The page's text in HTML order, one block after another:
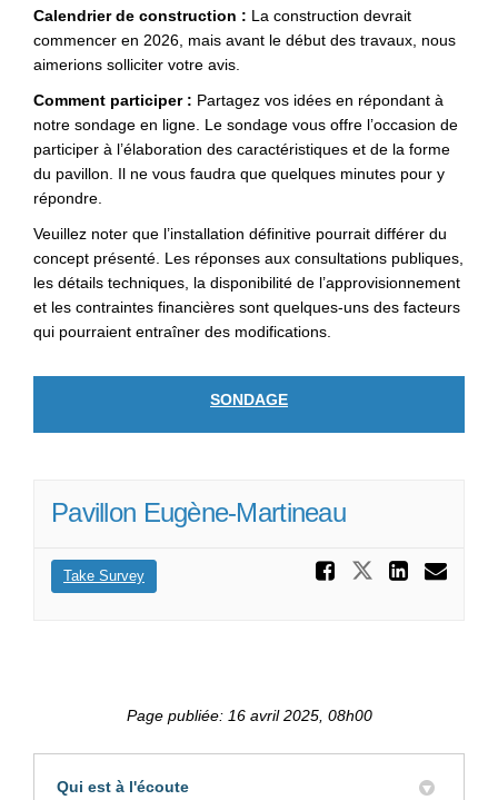
Calendrier de construction : La construction devrait
commencer en 2026, mais avant le début des travaux, nous
aimerions solliciter votre avis.
Comment participer : Partagez vos idées en répondant à
notre sondage en ligne. Le sondage vous offre l’occasion de
participer à l’élaboration des caractéristiques et de la forme
du pavillon. Il ne vous faudra que quelques minutes pour y
répondre.
Veuillez noter que l’installation définitive pourrait différer du
concept présenté. Les réponses aux consultations publiques,
les détails techniques, la disponibilité de l’approvisionnement
et les contraintes financières sont quelques-uns des facteurs
qui pourraient entraîner des modifications.
SONDAGE
Pavillon Eugène-Martineau
Take Survey Partager
Page publiée: 16 avril 2025, 08h00
Qui est à l'écoute